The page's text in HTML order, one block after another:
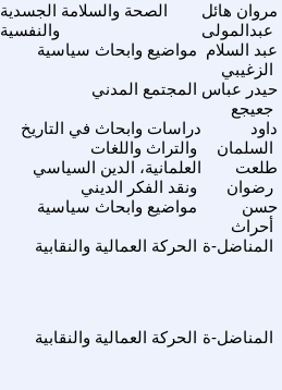
الصحة والسلامة الجسدية
والنفسية
مروان هائل
عبدالمولى
مواضيع وابحاث سياسية عبد السلام
الزغيبي
المجتمع المدني حيدر عباس
جعيجع
دراسات وابحاث في التاريخ
والتراث واللغات
داود
السلمان
العلمانية، الدين السياسي
ونقد الفكر الديني
طلعت
رضوان
مواضيع وابحاث سياسية
حسن
أحراث
الحركة العمالية والنقابية المناضل-ة
الحركة العمالية والنقابية المناضل-ة